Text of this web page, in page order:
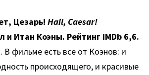
Цезарь!Hail, Caesar!
Итан Коэны. Рейтинг IMDb 6,6.
. В фильме есть все от Коэнов: и
происходящего, и красивые